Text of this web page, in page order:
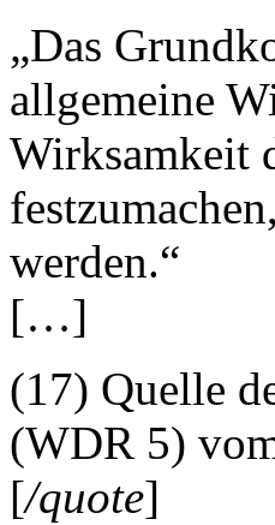
„Das
allgemeine
Wirksamkeit
werden.“
[…]
(17) Quelle
(WDR 5)
[/quote]